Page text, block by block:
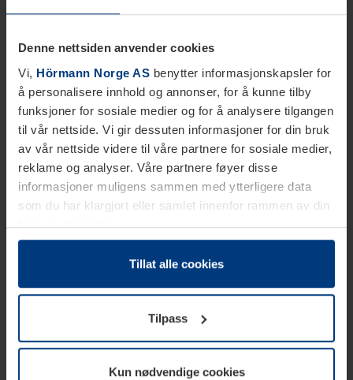
Denne nettsiden anvender cookies
Vi, Hörmann Norge AS benytter informasjonskapsler for
å personalisere innhold og annonser, for å kunne tilby
funksjoner for sosiale medier og for å analysere tilgangen
til vår nettside. Vi gir dessuten informasjoner for din bruk
av vår nettside videre til våre partnere for sosiale medier,
reklame og analyser. Våre partnere føyer disse
informasjoner muligens sammen med ytterligere data
som du har klargjort eller samlet innenfor rammen av din
bruk av tjenestene.
Etter loven kan vi lagre informasjonskapsler på din
datamaskin, hvis disse er absolutt nødvendig for drift av
trenger vi din tillatelse. Du kan når som helst endre eller
tilbakekalle ditt samtykke i forklaringen av
informasjonskapselen på sidenPersonvernerklæringpå
Tillat alle cookies
Tilpass
Kun nødvendige cookies